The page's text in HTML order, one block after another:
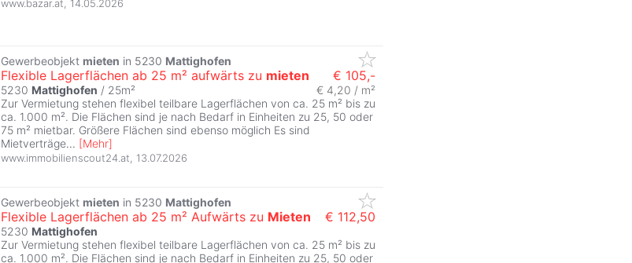
www.bazar.at, 14.05.2026
Gewerbeobjekt mieten in 5230 Mattighofen
Flexible Lagerflächen ab 25 m² aufwärts zu mieten € 105,-
5230 Mattighofen / 25m²
€ 4,20 / m²
Zur Vermietung stehen flexibel teilbare Lagerflächen von ca. 25 m² bis zu
ca. 1.000 m². Die Flächen sind je nach Bedarf in Einheiten zu 25, 50 oder
75 m² mietbar. Größere Flächen sind ebenso möglich Es sind
Mietverträge... [Mehr]
www.immobilienscout24.at, 13.07.2026
Gewerbeobjekt mieten in 5230 Mattighofen
Flexible Lagerflächen ab 25 m² Aufwärts zu Mieten € 112,50
5230 Mattighofen
Zur Vermietung stehen flexibel teilbare Lagerflächen von ca. 25 m² bis zu
ca. 1.000 m². Die Flächen sind je nach Bedarf in Einheiten zu 25, 50 oder